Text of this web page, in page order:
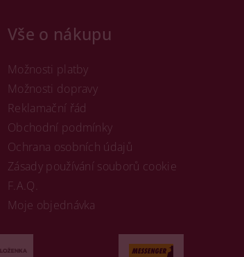
Vše o nákupu
Možnosti platby
Možnosti dopravy
Reklamační řád
Obchodní podmínky
Ochrana osobních údajů
Zásady používání souborů cookie
F.A.Q.
Moje objednávka